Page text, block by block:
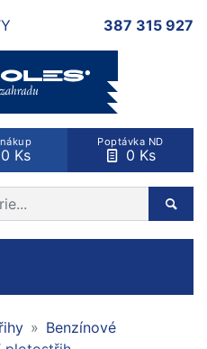
387 315 927
0 Ks
Poptávka ND
0 Ks
Benzínové